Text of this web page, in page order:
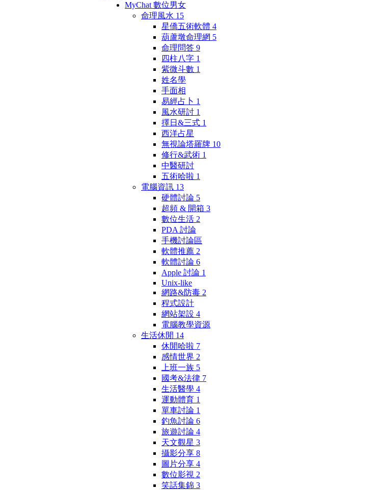
MyChat 數位男女
命理風水 15
星僑五術軟體 4
葫蘆墩命理網 5
命理問答 9
四柱八字 1
紫微斗數 1
姓名學
手面相
易經占卜 1
風水研討 1
擇日&三式 1
西洋占星
無視論塔羅牌 10
修行&武術 1
中醫研討
五術哈啦 1
電腦資訊 13
硬體討論 5
超頻 & 開箱 3
數位生活 2
PDA 討論
手機討論區
軟體推薦 2
軟體討論 6
Apple 討論 1
Unix-like
網路&防毒 2
程式設計
網站架設 4
電腦教學資源
生活休閒 14
休閒哈啦 7
感情世界 2
上班一族 5
國考&法律 7
生活醫學 4
運動體育 1
單車討論 1
釣魚討論 6
旅遊討論 4
天文觀星 3
攝影分享 8
圖片分享 4
數位影視 2
笑話集錦 3